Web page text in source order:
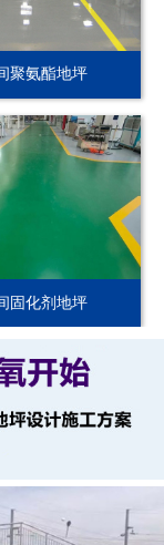
聚氨酯地坪
固化剂地坪